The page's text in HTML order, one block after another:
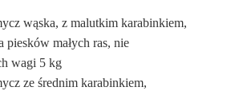
wąska, z malutkim karabinkiem,
piesków małych ras, nie
wagi 5 kg
ze średnim karabinkiem,